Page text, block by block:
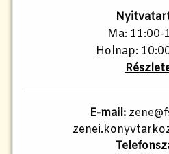
Ma: 11:00-
Holnap:
E-mail: